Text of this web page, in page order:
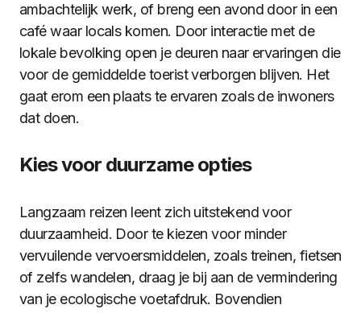
ambachtelijk werk, of breng een avond door in een
café waar locals komen. Door interactie met de
lokale bevolking open je deuren naar ervaringen die
voor de gemiddelde toerist verborgen blijven. Het
gaat erom een plaats te ervaren zoals de inwoners
dat doen.
Kies voor duurzame opties
Langzaam reizen leent zich uitstekend voor
duurzaamheid. Door te kiezen voor minder
vervuilende vervoersmiddelen, zoals treinen, fietsen
of zelfs wandelen, draag je bij aan de vermindering
van je ecologische voetafdruk. Bovendien